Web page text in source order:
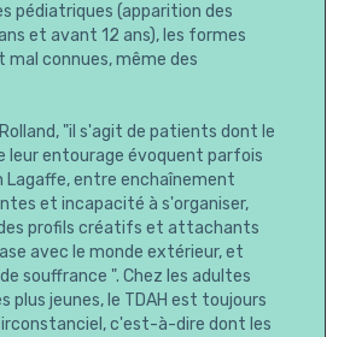
pédiatriques (apparition des
et avant 12 ans), les formes
connues, même des
"il s'agit de patients dont le
leur entourage évoquent parfois
Lagaffe, entre enchaînement
et incapacité à s'organiser,
profils créatifs et attachants
avec le monde extérieur, et
souffrance ". Chez les adultes
plus jeunes, le TDAH est toujours
c'est-à-dire dont les